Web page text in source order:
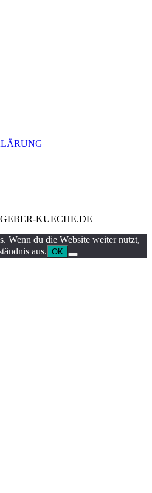
KUECHE.DE
Wenn du die Website weiter nutzt,
aus. OK